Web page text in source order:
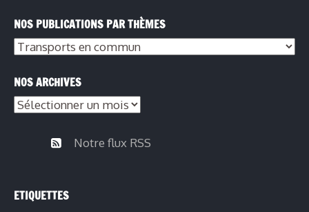
NOS PUBLICATIONS PAR THÈMES
Nos
par
thèmes
NOS ARCHIVES
Nos
Notre flux RSS
ETIQUETTES